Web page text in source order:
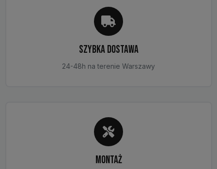
SZYBKA DOSTAWA
24-48h na terenie Warszawy
MONTAŻ